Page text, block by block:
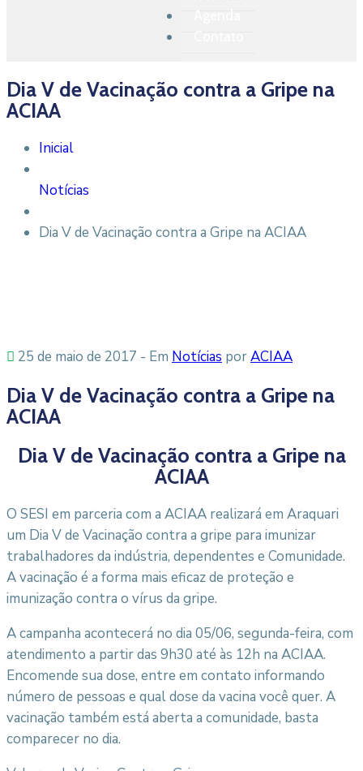
Dia V de Vacinação contra a Gripe na
ACIAA
Inicial
Notícias
Dia V de Vacinação contra a Gripe na ACIAA
25 de maio de 2017 - Em Notícias porACIAA
Dia V de Vacinação contra a Gripe na
ACIAA
Dia V de Vacinação contra a Gripe na
ACIAA
O SESI em parceria com a ACIAA realizará em Araquari
um Dia V de Vacinação contra a gripe para imunizar
trabalhadores da indústria, dependentes e Comunidade.
A vacinação é a forma mais eficaz de proteção e
imunização contra o vírus da gripe.
A campanha acontecerá no dia 05/06, segunda-feira, com
atendimento a partir das 9h30 até às 12h na ACIAA.
Encomende sua dose, entre em contato informando
número de pessoas e qual dose da vacina você quer. A
vacinação também está aberta a comunidade, basta
comparecer no dia.